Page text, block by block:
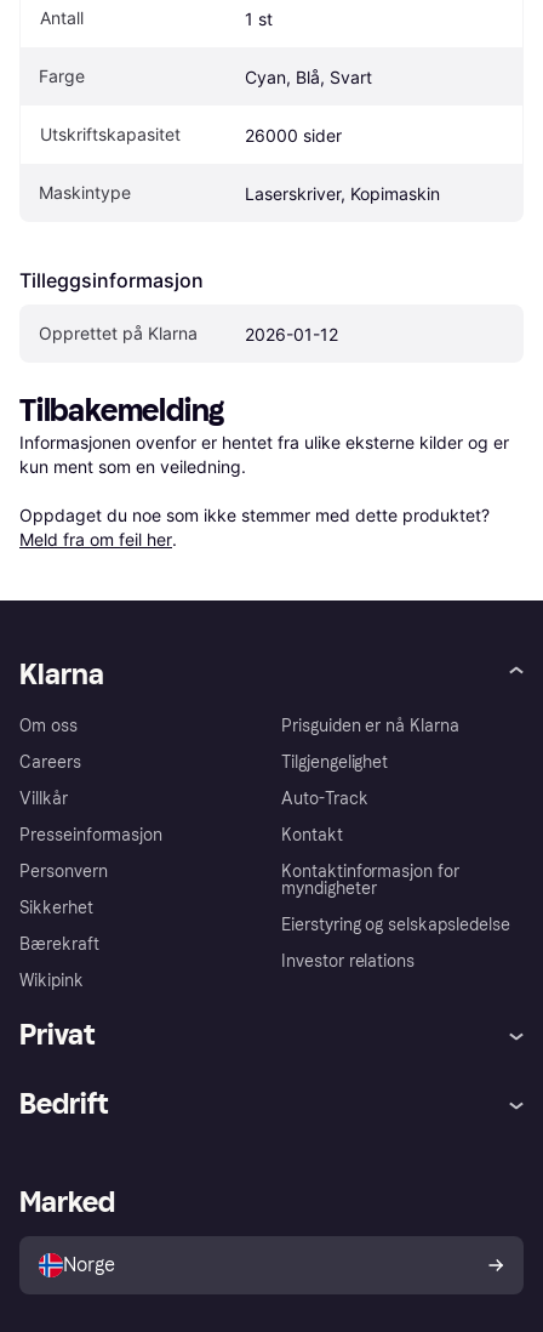
Antall 1 st
Farge Cyan, Blå, Svart
Utskriftskapasitet 26000 sider
Maskintype Laserskriver, Kopimaskin
Tilleggsinformasjon
Opprettet på Klarna 2026-01-12
Tilbakemelding
Informasjonen ovenfor er hentet fra ulike eksterne kilder og er
kun ment som en veiledning.
Oppdaget du noe som ikke stemmer med dette produktet?
Meld fra om feil her.
Klarna
Om oss
Careers
Villkår
Presseinformasjon
Personvern
Sikkerhet
Bærekraft
Wikipink
Prisguiden er nå Klarna
Tilgjengelighet
Auto-Track
Kontakt
Kontaktinformasjon for
myndigheter
Eierstyring og selskapsledelse
Investor relations
Privat
Utforsk butikker
Bedrift
Merchant portal
Marked
Norge